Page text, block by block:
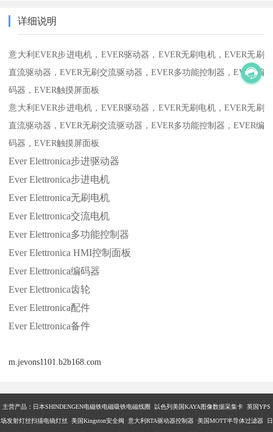
详细说明
意大利EVER步进电机，EVER驱动器，EVER无刷电机，EVER无刷
直流驱动器，EVER无刷交流驱动器，EVER多功能控制器，EVER编
码器，EVER触摸屏面板
意大利EVER步进电机，EVER驱动器，EVER无刷电机，EVER无刷
直流驱动器，EVER无刷交流驱动器，EVER多功能控制器，EVER编
码器，EVER触摸屏面板
Ever Elettronica步进驱动器
Ever Elettronica步进电机
Ever Elettronica无刷电机
Ever Elettronica交流电机
Ever Elettronica多功能控制器
Ever Elettronica HMI控制面板
Ever Elettronica编码器
Ever Elettronica齿轮
Ever Elettronica配件
Ever Elettronica备件
m.jevons1101.b2b168.com
主营产品： 日本SHINDENGEN电磁铁电磁吸铁电磁线圈 以色列美国KAYA图像数据采集卡 英国YPS
场发射灯丝扫描电镜灯丝 美国Kingston安全阀 意大利RTA驱动器控制器 美国MOTT半导体过滤器 日